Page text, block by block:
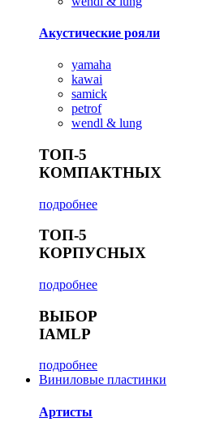
Акустические рояли
yamaha
kawai
samick
petrof
wendl & lung
ТОП-5
КОМПАКТНЫХ
подробнее
ТОП-5
КОРПУСНЫХ
подробнее
ВЫБОР
IAMLP
подробнее
Виниловые пластинки
Артисты